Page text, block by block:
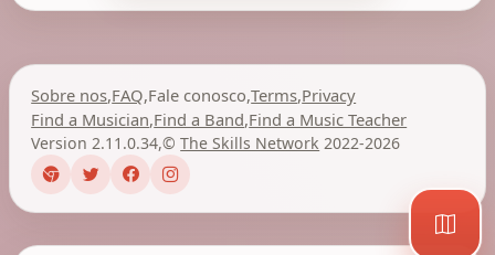
Sobre nos,FAQ,Fale conosco,Terms,Privacy
Find a Musician,Find a Band,Find a Music Teacher
Version 2.11.0.34,©The Skills Network 2022-2026